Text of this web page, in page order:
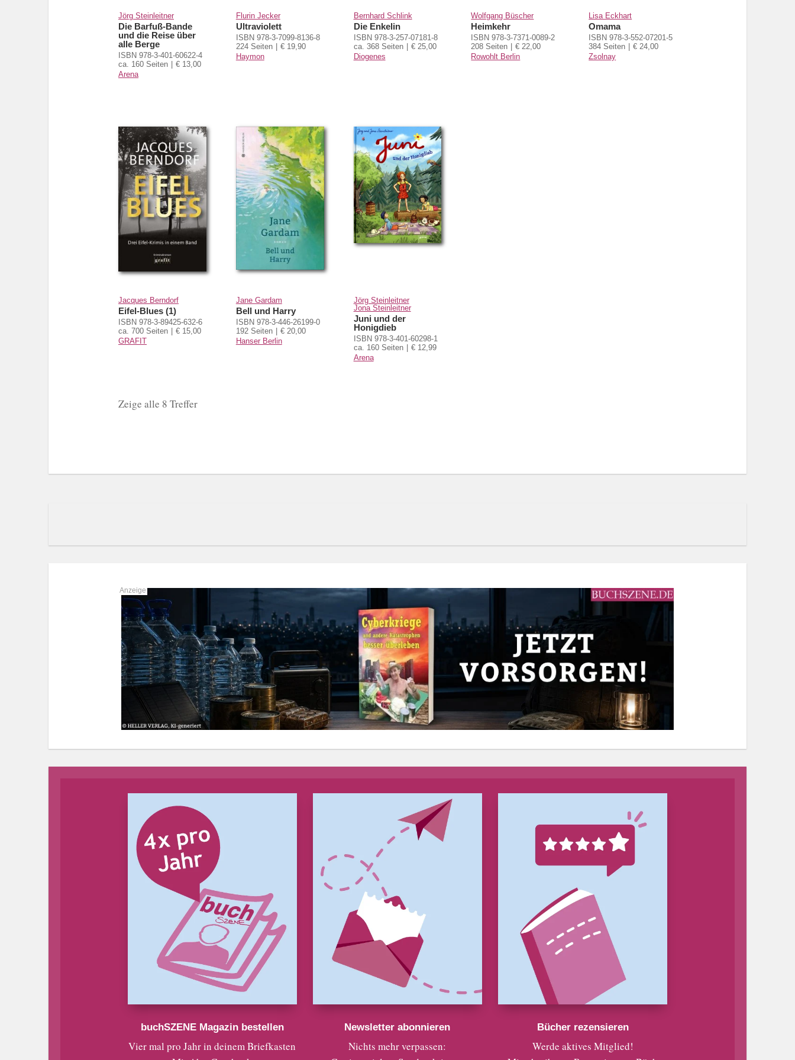
Jörg Steinleitner
Die Barfuß-Bande
und die Reise über
alle Berge
ISBN 978-3-401-60622-4
ca. 160 Seiten
€ 13,00
Arena
Flurin Jecker
Ultraviolett
ISBN 978-3-7099-8136-8
224 Seiten
€ 19,90
Haymon
Bernhard Schlink
Die Enkelin
ISBN 978-3-257-07181-8
ca. 368 Seiten
€ 25,00
Diogenes
Wolfgang Büscher
Heimkehr
ISBN 978-3-7371-0089-2
208 Seiten
€ 22,00
Rowohlt Berlin
Lisa Eckhart
Omama
ISBN 978-3-552-07201-5
384 Seiten
€ 24,00
Zsolnay
Jacques Berndorf
Eifel-Blues (1)
ISBN 978-3-89425-632-6
ca. 700 Seiten
€ 15,00
GRAFIT
Jane Gardam
Bell und Harry
ISBN 978-3-446-26199-0
192 Seiten
€ 20,00
Hanser Berlin
Jörg Steinleitner
Jona Steinleitner
Juni und der
Honigdieb
ISBN 978-3-401-60298-1
ca. 160 Seiten
€ 12,99
Arena
Zeige alle 8 Treffer
buchSZENE Magazin bestellen
Vier mal pro Jahr in deinem Briefkasten
Newsletter abonnieren
Nichts mehr verpassen:
Bücher rezensieren
Werde aktives Mitglied!